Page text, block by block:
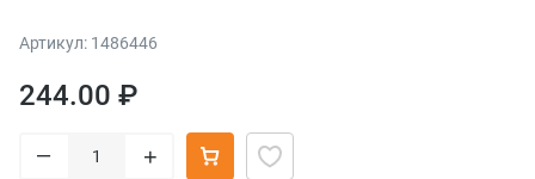
Артикул: 1486446
244.00 ₽
– +